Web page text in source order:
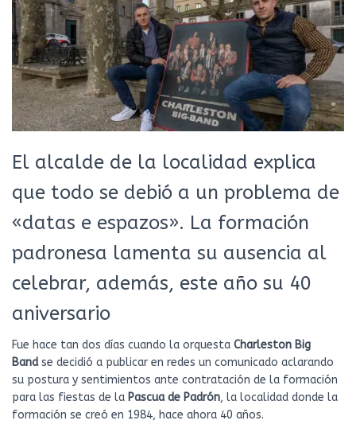
El alcalde de la localidad explica
que todo se debió a un problema de
«datas e espazos». La formación
padronesa lamenta su ausencia al
celebrar, además, este año su 40
aniversario
Fue hace tan dos días cuando la orquesta Charleston Big
Bandse decidió a publicar en redes un comunicado aclarando
su postura y sentimientos ante contratación de la formación
para las fiestas de la Pascua de Padrón, la localidad donde la
formación se creó en 1984, hace ahora 40 años.